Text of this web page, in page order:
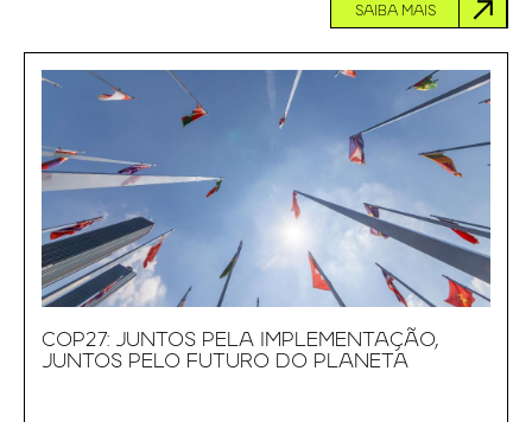
SAIBA MAIS
COP27: JUNTOS PELA IMPLEMENTAÇÃO,
JUNTOS PELO FUTURO DO PLANETA